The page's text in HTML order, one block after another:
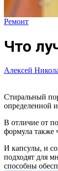
Ремонт
Что
Алексей
Стиральный
определенной
В отличие от
формула также
И капсулы, и
подходят для
способны